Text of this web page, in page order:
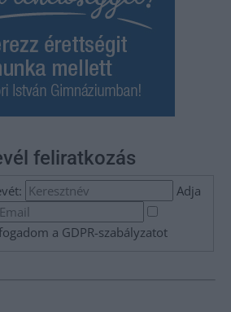
feliratkozás
Adja
a GDPR-szabályzatot